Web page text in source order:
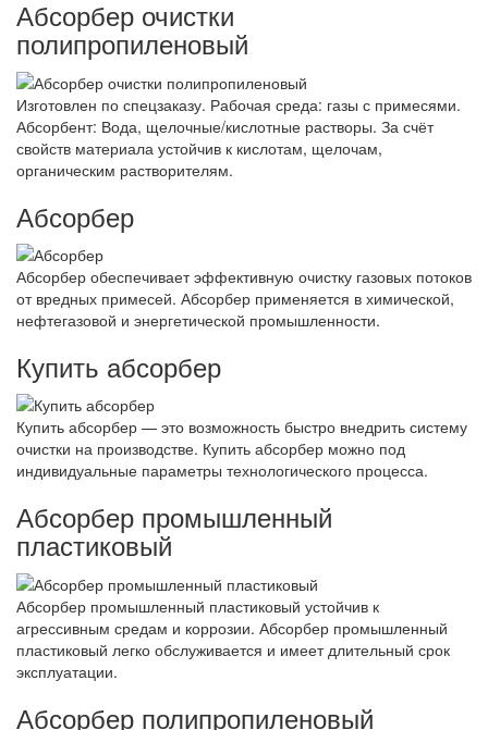
Абсорбер очистки
полипропиленовый
Изготовлен по спецзаказу. Рабочая среда: газы с примесями.
Абсорбент: Вода, щелочные/кислотные растворы. За счёт
свойств материала устойчив к кислотам, щелочам,
органическим растворителям.
Абсорбер
Абсорбер обеспечивает эффективную очистку газовых потоков
от вредных примесей. Абсорбер применяется в химической,
нефтегазовой и энергетической промышленности.
Купить абсорбер
Купить абсорбер — это возможность быстро внедрить систему
очистки на производстве. Купить абсорбер можно под
индивидуальные параметры технологического процесса.
Абсорбер промышленный
пластиковый
Абсорбер промышленный пластиковый устойчив к
агрессивным средам и коррозии. Абсорбер промышленный
пластиковый легко обслуживается и имеет длительный срок
эксплуатации.
Абсорбер полипропиленовый